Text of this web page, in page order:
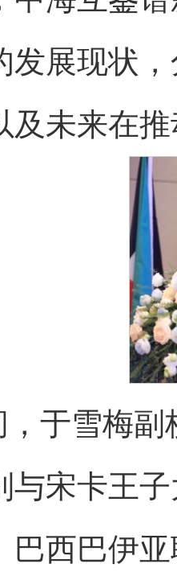
发展现状
及未来在
于雪梅
与宋卡王
巴西巴伊